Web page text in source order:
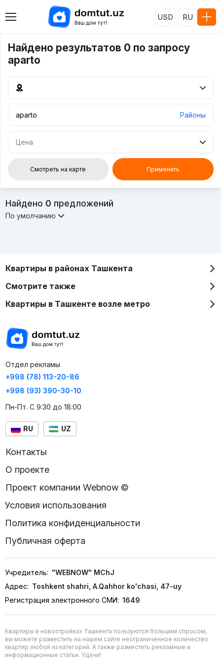
USD RU
Найдено результатов 0 по запросу
aparto
Районы
Цена
Смотреть на карте Применить
Найдено 0 предложений
По умолчанию
Квартиры в районах Ташкента
Смотрите также
Квартиры в Ташкенте возле метро
Отдел рекламы
+998 (78) 113-20-86
+998 (93) 390-30-10
Пн-Пт. С 9:30 до 18:00
RU UZ
Контакты
О проекте
Проект компании Webnow ©
Условия использования
Политика конфиденциальности
Публичная оферта
Учредитель: "WEBNOW" MChJ
Адрес: Toshkent shahri, A.Qahhor ko'chasi, 47-uy
Регистрация электронного СМИ: 1649
Квартиры в новостройках Ташкента пользуются большим спросом,
вы можете разместить на нашем сайте неограниченное количество
квартир любой из категорий. А также разместить рекламные и
информационные статьи. Удачи!